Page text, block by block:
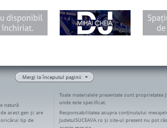
Mergi la începutul paginii
natură
acest gen și are
tip de
Toate materialele prezentate sunt proprietatea
unde este specificat.
Responsabilitatea asupra conținutului
JudetulSUCEAVA.ro și site-ul prezent nu pot